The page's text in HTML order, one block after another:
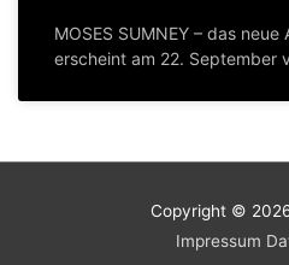
MOSES SUMNEY – das neue
erscheint am 22. September
Copyright ©
Impressum